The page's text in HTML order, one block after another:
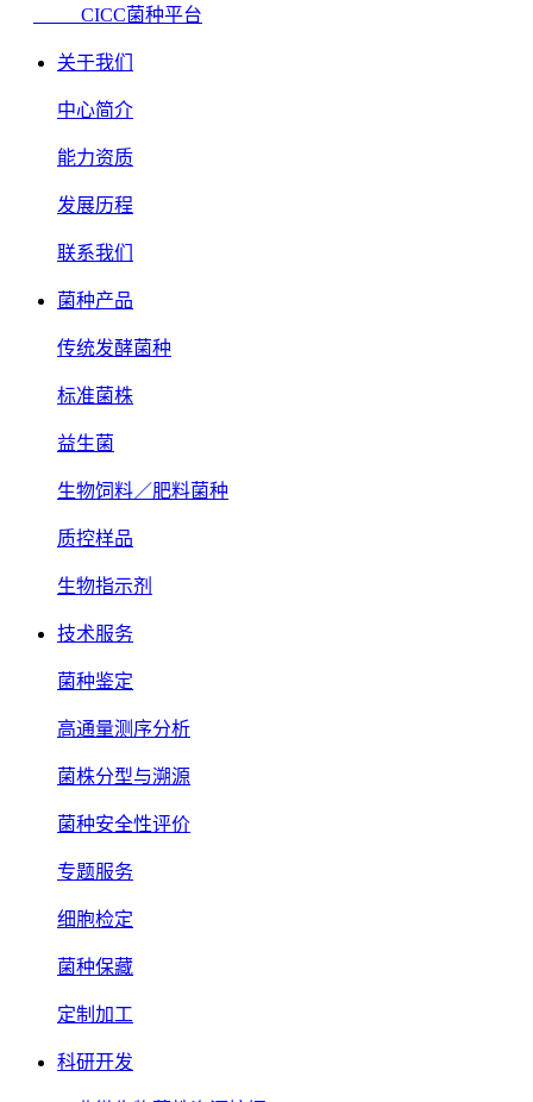
CICC菌种平台
关于我们
中心简介
能力资质
发展历程
联系我们
菌种产品
传统发酵菌种
标准菌株
益生菌
生物饲料／肥料菌种
质控样品
生物指示剂
技术服务
菌种鉴定
高通量测序分析
菌株分型与溯源
菌种安全性评价
专题服务
细胞检定
菌种保藏
定制加工
科研开发